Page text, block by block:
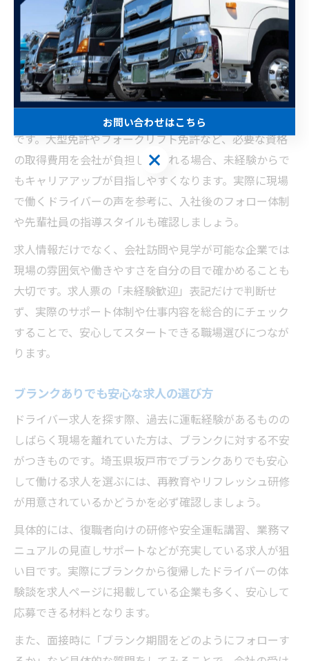
験歓迎と記載されている求人でも条件や環境には大きな
違いがあります。まず重視すべきは、研修制度や同乗指
導など教育体制がしっかり整っているかどうかです。未
経験者へのサポートが手厚い職場は、入社後の不安を軽
減しやすく、長く働ける基盤となります。
また、資格取得支援制度の有無も重要な見極めポイント
です。大型免許やフォークリフト免許など、必要な資格
の取得費用を会社が負担してくれる場合、未経験からで
もキャリアアップが目指しやすくなります。実際に現場
で働くドライバーの声を参考に、入社後のフォロー体制
や先輩社員の指導スタイルも確認しましょう。
求人情報だけでなく、会社訪問や見学が可能な企業では
現場の雰囲気や働きやすさを自分の目で確かめることも
大切です。求人票の「未経験歓迎」表記だけで判断せ
ず、実際のサポート体制や仕事内容を総合的にチェック
することで、安心してスタートできる職場選びにつなが
ります。
ブランクありでも安心な求人の選び方
ドライバー求人を探す際、過去に運転経験があるものの
しばらく現場を離れていた方は、ブランクに対する不安
がつきものです。埼玉県坂戸市でブランクありでも安心
して働ける求人を選ぶには、再教育やリフレッシュ研修
が用意されているかどうかを必ず確認しましょう。
具体的には、復職者向けの研修や安全運転講習、業務マ
ニュアルの見直しサポートなどが充実している求人が狙
い目です。実際にブランクから復帰したドライバーの体
験談を求人ページに掲載している企業も多く、安心して
応募できる材料となります。
また、面接時に「ブランク期間をどのようにフォローす
お問い合わせはこちら
お問い合わせはこちら